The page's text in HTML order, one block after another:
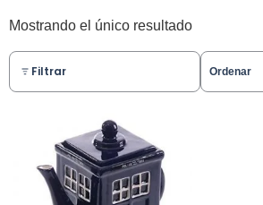
Mostrando el único resultado
Filtrar Ordenar